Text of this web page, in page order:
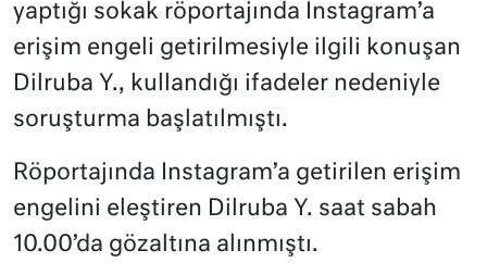
yaptığı sokak röportajında Instagram’a
erişim engeli getirilmesiyle ilgili konuşan
Dilruba Y., kullandığı ifadeler nedeniyle
soruşturma başlatılmıştı.
Röportajında Instagram’a getirilen erişim
engelini eleştiren Dilruba Y. saat sabah
10.00’da gözaltına alınmıştı.